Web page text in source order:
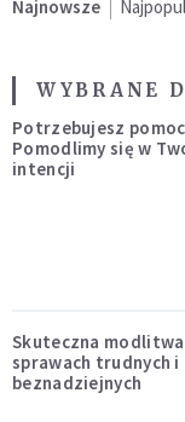
Najnowsze
WYBRANE
Potrzebujesz
Pomodlimy się w
intencji
Skuteczna
sprawach trudnych i
beznadziejnych